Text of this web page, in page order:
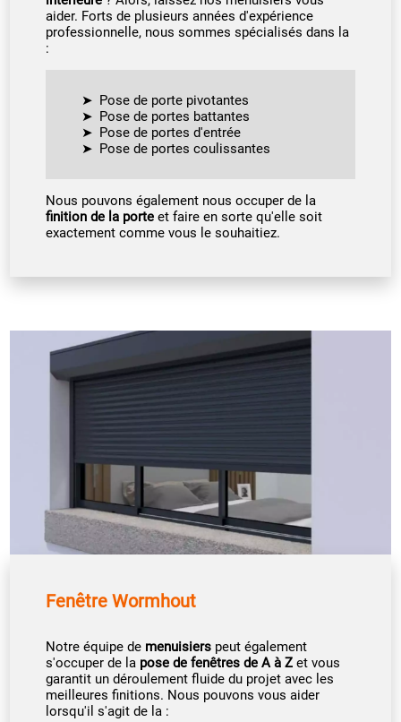
aider. Forts de plusieurs années d'expérience
professionnelle, nous sommes spécialisés dans la
:
Pose de porte pivotantes
Pose de portes battantes
Pose de portes d'entrée
Pose de portes coulissantes
Nous pouvons également nous occuper de la
finition de la porte et faire en sorte qu'elle soit
exactement comme vous le souhaitiez.
Fenêtre Wormhout
Notre équipe de menuisiers peut également
s'occuper de la pose de fenêtres de A à Z et vous
garantit un déroulement fluide du projet avec les
meilleures finitions. Nous pouvons vous aider
lorsqu'il s'agit de la :